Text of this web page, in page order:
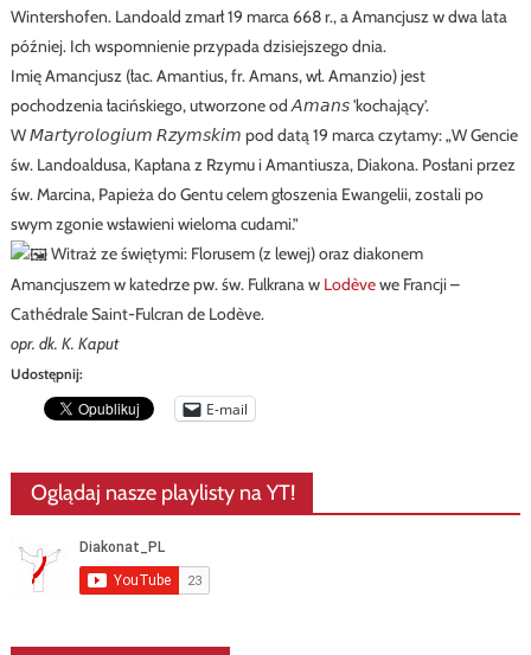
Wintershofen. Landoald zmarł 19 marca 668 r., a Amancjusz w dwa lata
później. Ich wspomnienie przypada dzisiejszego dnia.
Imię Amancjusz (łac. Amantius, fr. Amans, wł. Amanzio) jest
pochodzenia łacińskiego, utworzone od 𝘈𝘮𝘢𝘯𝘴 'kochający’.
W 𝘔𝘢𝘳𝘵𝘺𝘳𝘰𝘭𝘰𝘨𝘪𝘶𝘮 𝘙𝘻𝘺𝘮𝘴𝘬𝘪𝘮 pod datą 19 marca czytamy: „W Gencie
św. Landoaldusa, Kapłana z Rzymu i Amantiusza, Diakona. Posłani przez
św. Marcina, Papieża do Gentu celem głoszenia Ewangelii, zostali po
swym zgonie wsławieni wieloma cudami.”
Witraż ze świętymi: Florusem (z lewej) oraz diakonem
Amancjuszem w katedrze pw. św. Fulkrana w Lodèvewe Francji –
Cathédrale Saint-Fulcran de Lodève.
opr. dk. K. Kaput
Udostępnij:
E-mail
Oglądaj nasze playlisty na YT!